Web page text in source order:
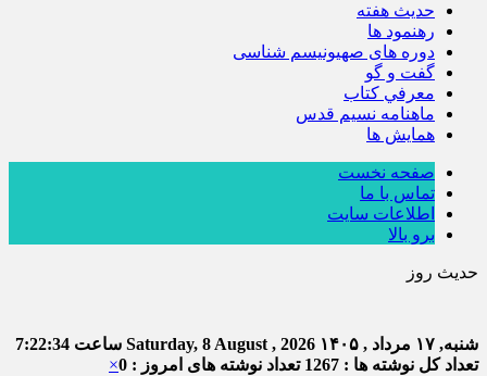
حديث هفته
رهنمود ها
دوره های صهیونیسم شناسی
گفت و گو
معرفي كتاب
ماهنامه نسيم قدس
همايش ها
صفحه نخست
تماس با ما
اطلاعات سایت
برو بالا
حدیث روز
شنبه, ۱۷ مرداد , ۱۴۰۵ Saturday, 8 August , 2026 ساعت 7:22:34
تعداد کل نوشته ها : 1267
تعداد نوشته های امروز : 0 ×